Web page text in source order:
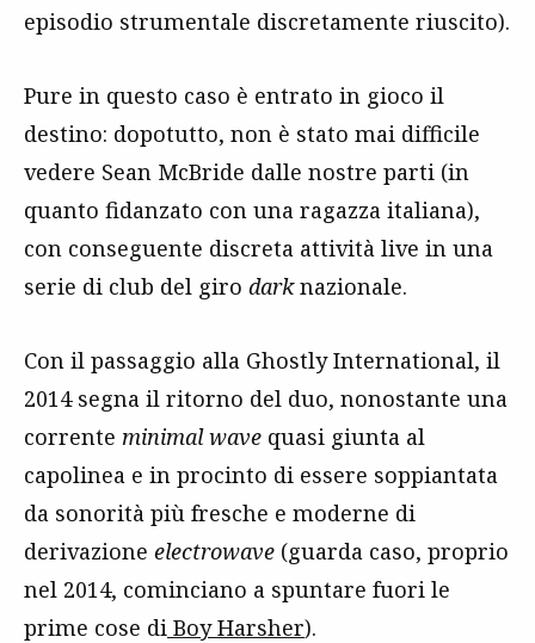
episodio strumentale discretamente riuscito).
Pure in questo caso è entrato in gioco il
destino: dopotutto, non è stato mai difficile
vedere Sean McBride dalle nostre parti (in
quanto fidanzato con una ragazza italiana),
con conseguente discreta attività live in una
serie di club del giro darknazionale.
Con il passaggio alla Ghostly International, il
2014 segna il ritorno del duo, nonostante una
corrente minimal wave quasi giunta al
capolinea e in procinto di essere soppiantata
da sonorità più fresche e moderne di
derivazione electrowave (guarda caso, proprio
nel 2014, cominciano a spuntare fuori le
prime cose di Boy Harsher).